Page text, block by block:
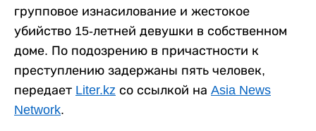
групповое изнасилование и жестокое
убийство 15-летней девушки в собственном
доме. По подозрению в причастности к
преступлению задержаны пять человек,
передает Liter.kz со ссылкой на Asia News
Network.